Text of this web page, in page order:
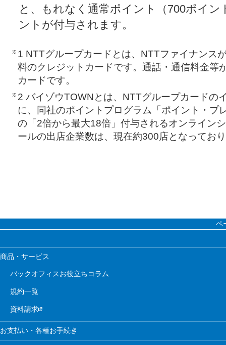
と、もれなく通常ポイント（700ポイン
ントが付与されます。
1 NTTグループカードとは、NTTファイナンス
料のクレジットカードです。通話・通信料金等
カードです。
2 バイゾウTOWNとは、NTTグループカードの
に、同社のポイントプログラム「ポイント・プ
の「2倍から最大18倍」付与されるオンライン
ールの出店企業数は、現在約300店となってお
ペ
商品・サービス
バックオフィスお役立ちコラム
規約一覧
資料請求
お支払い・各種お手続き